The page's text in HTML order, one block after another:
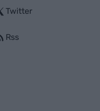
Twitter
Rss